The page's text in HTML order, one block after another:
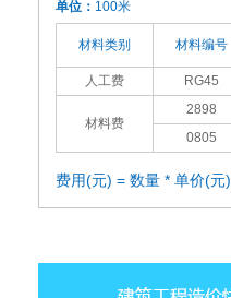
单位： 100米
材料类别 材料编号
人工费 RG45
材料费
2898
0805
费用(元) = 数量 * 单价(元)